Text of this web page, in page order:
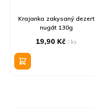
Krajanka zakysaný dezert
nugát 130g
19,90 Kč/ ks